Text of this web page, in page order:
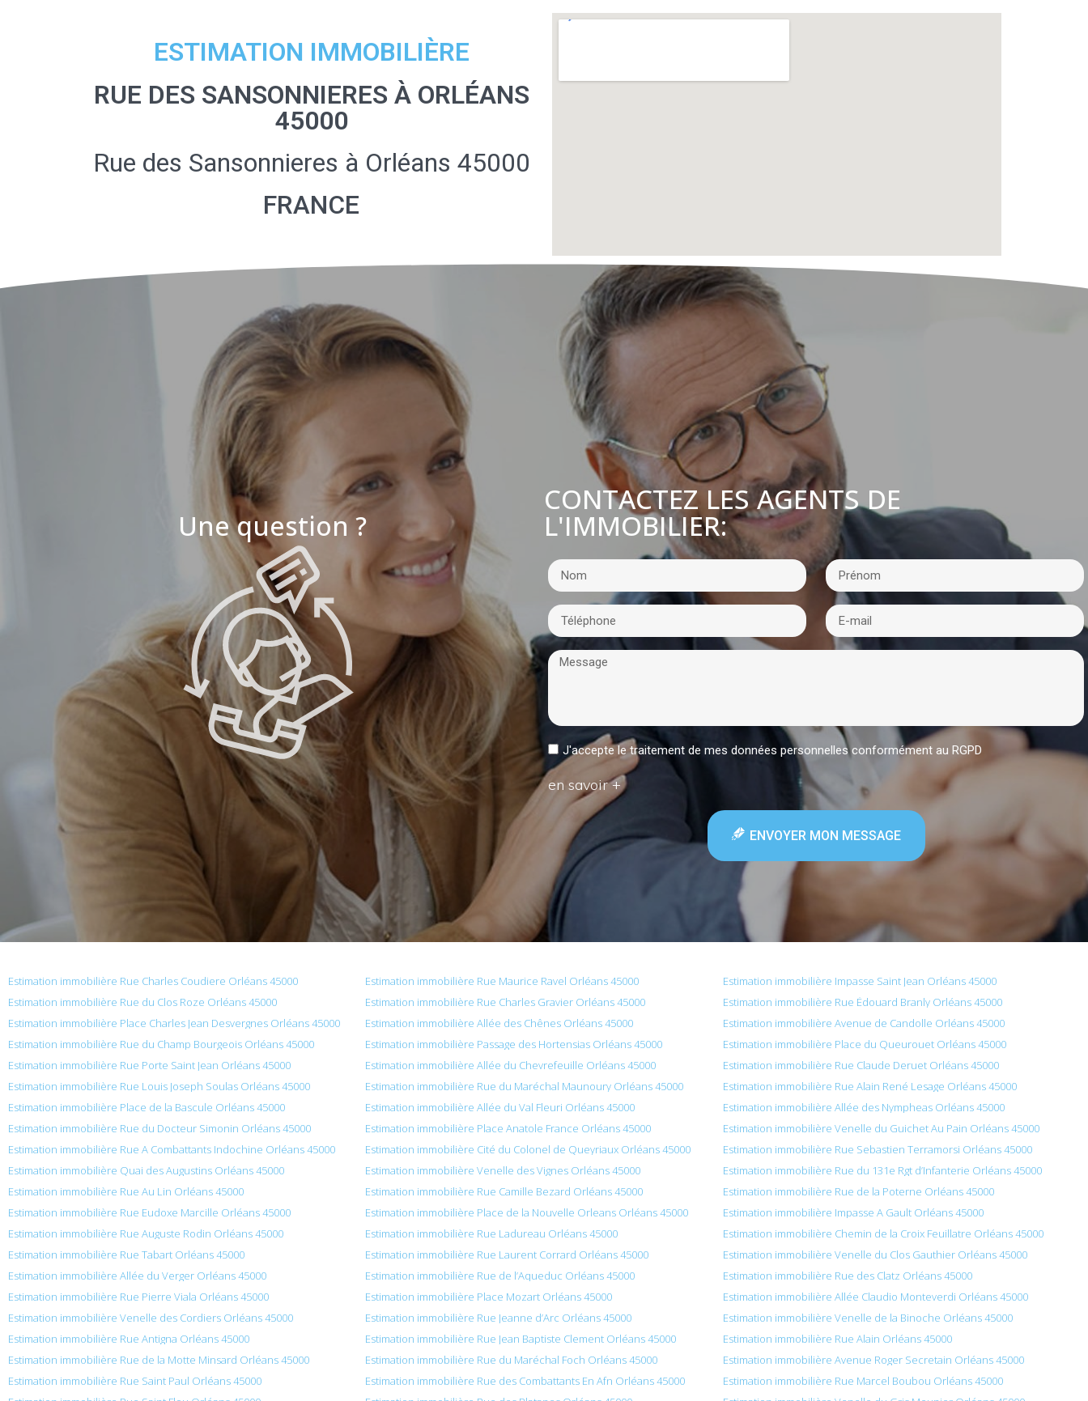
ESTIMATION IMMOBILIÈRE
RUE DES SANSONNIERES À ORLÉANS
45000
Rue des Sansonnieres à Orléans 45000
FRANCE
Une question ?
CONTACTEZ LES AGENTS DE
L'IMMOBILIER:
J'accepte le traitement de mes données personnelles conformément au RGPD
en savoir +
ENVOYER MON MESSAGE
Estimation immobilière Rue Charles Coudiere Orléans 45000 Estimation immobilière Rue Maurice Ravel Orléans 45000
Estimation immobilière Impasse Saint Jean Orléans 45000
Estimation immobilière Rue du Clos Roze Orléans 45000
Estimation immobilière Rue Charles Gravier Orléans 45000
Estimation immobilière Rue Édouard Branly Orléans 45000
Estimation immobilière Place Charles Jean Desvergnes Orléans 45000
Estimation immobilière Allée des Chênes Orléans 45000
Estimation immobilière Avenue de Candolle Orléans 45000
Estimation immobilière Rue du Champ Bourgeois Orléans 45000
Estimation immobilière Passage des Hortensias Orléans 45000
Estimation immobilière Place du Queurouet Orléans 45000
Estimation immobilière Rue Porte Saint Jean Orléans 45000
Estimation immobilière Allée du Chevrefeuille Orléans 45000
Estimation immobilière Rue Claude Deruet Orléans 45000
Estimation immobilière Rue Louis Joseph Soulas Orléans 45000
Estimation immobilière Rue du Maréchal Maunoury Orléans 45000
Estimation immobilière Rue Alain René Lesage Orléans 45000
Estimation immobilière Place de la Bascule Orléans 45000
Estimation immobilière Allée du Val Fleuri Orléans 45000
Estimation immobilière Allée des Nympheas Orléans 45000
Estimation immobilière Rue du Docteur Simonin Orléans 45000
Estimation immobilière Place Anatole France Orléans 45000
Estimation immobilière Venelle du Guichet Au Pain Orléans 45000
Estimation immobilière Rue A Combattants Indochine Orléans 45000
Estimation immobilière Cité du Colonel de Queyriaux Orléans 45000
Estimation immobilière Rue Sebastien Terramorsi Orléans 45000
Estimation immobilière Quai des Augustins Orléans 45000
Estimation immobilière Venelle des Vignes Orléans 45000
Estimation immobilière Rue du 131e Rgt d’Infanterie Orléans 45000
Estimation immobilière Rue Au Lin Orléans 45000
Estimation immobilière Rue Camille Bezard Orléans 45000
Estimation immobilière Rue de la Poterne Orléans 45000
Estimation immobilière Rue Eudoxe Marcille Orléans 45000
Estimation immobilière Place de la Nouvelle Orleans Orléans 45000
Estimation immobilière Impasse A Gault Orléans 45000
Estimation immobilière Rue Auguste Rodin Orléans 45000
Estimation immobilière Rue Ladureau Orléans 45000
Estimation immobilière Chemin de la Croix Feuillatre Orléans 45000
Estimation immobilière Rue Tabart Orléans 45000
Estimation immobilière Rue Laurent Corrard Orléans 45000
Estimation immobilière Venelle du Clos Gauthier Orléans 45000
Estimation immobilière Allée du Verger Orléans 45000
Estimation immobilière Rue de l’Aqueduc Orléans 45000
Estimation immobilière Rue des Clatz Orléans 45000
Estimation immobilière Rue Pierre Viala Orléans 45000
Estimation immobilière Place Mozart Orléans 45000
Estimation immobilière Allée Claudio Monteverdi Orléans 45000
Estimation immobilière Venelle des Cordiers Orléans 45000
Estimation immobilière Rue Jeanne d’Arc Orléans 45000
Estimation immobilière Venelle de la Binoche Orléans 45000
Estimation immobilière Rue Antigna Orléans 45000
Estimation immobilière Rue Jean Baptiste Clement Orléans 45000
Estimation immobilière Rue Alain Orléans 45000
Estimation immobilière Rue de la Motte Minsard Orléans 45000
Estimation immobilière Rue du Maréchal Foch Orléans 45000
Estimation immobilière Avenue Roger Secretain Orléans 45000
Estimation immobilière Rue Saint Paul Orléans 45000
Estimation immobilière Rue des Combattants En Afn Orléans 45000
Estimation immobilière Rue Marcel Boubou Orléans 45000